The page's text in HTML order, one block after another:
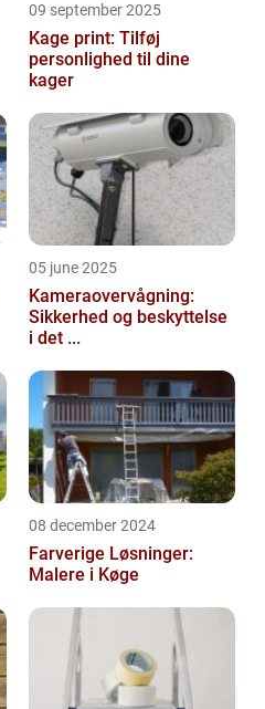
09 september 2025
Kage print: Tilføj
personlighed til dine
kager
05 june 2025
Kameraovervågning:
Sikkerhed og beskyttelse
i det ...
08 december 2024
Farverige Løsninger:
Malere i Køge